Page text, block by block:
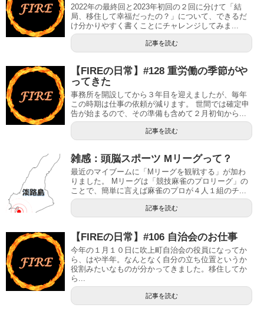
2022年の最終回と2023年初回の２回に分けて「結
局、移住して幸福だったの？」について、できるだ
け分かりやすく書くことにチャレンジしてみま...
記事を読む
【FIREの日常】#128 重労働の季節がや
ってきた
事務所を開設してから３年目を迎えましたが、毎年
この時期は仕事の依頼が減ります。 世間では確定申
告が始まるので、その準備も含めて２月初旬から...
記事を読む
雑感：頭脳スポーツ Mリーグって？
最近のマイブームに「Mリーグを観戦する」が加わ
りました。 Mリーグは「競技麻雀のプロリーグ」の
ことで、簡単に言えば麻雀のプロが４人１組のチ...
記事を読む
【FIREの日常】#106 自治会のお仕事
今年の１月１０日に吹上町自治会の役員になってか
ら、はや半年。なんとなく自分の立ち位置というか
役割みたいなものが分かってきました。移住してか
ら...
記事を読む